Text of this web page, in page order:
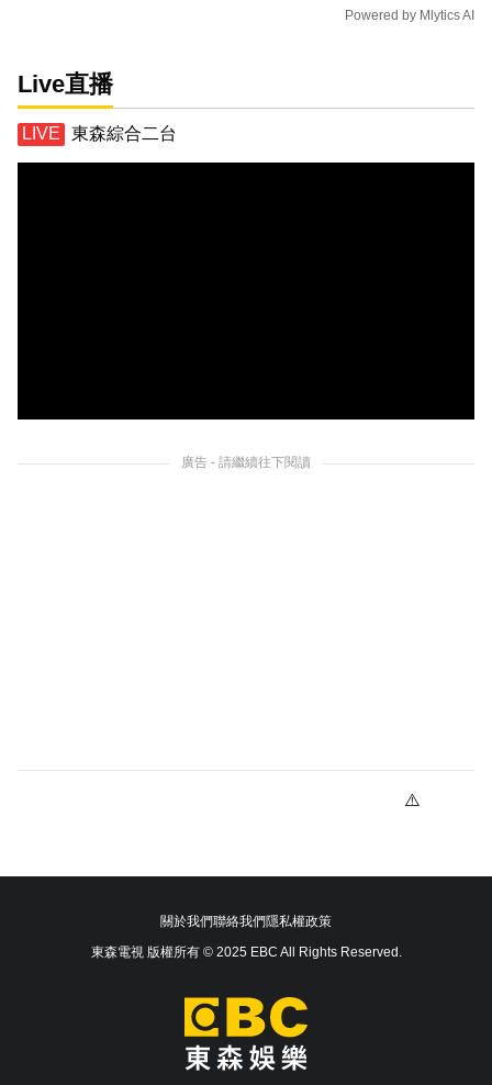
Powered by Mlytics AI
Live直播
東森綜合二台
廣告 - 請繼續往下閱讀
關於我們聯絡我們隱私權政策
東森電視 版權所有 © 2025 EBC All Rights Reserved.